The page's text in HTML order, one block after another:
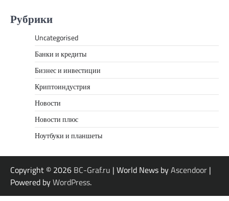
Рубрики
Uncategorised
Банки и кредиты
Бизнес и инвестиции
Криптоиндустрия
Новости
Новости плюс
Ноутбуки и планшеты
Copyright © 2026 BC-Graf.ru | World News byAscendoor |
Powered byWordPress.